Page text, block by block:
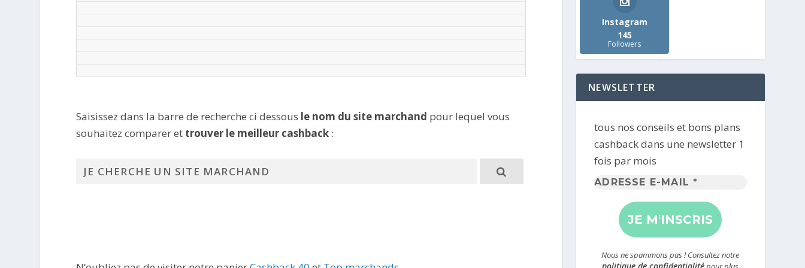
Saisissez dans la barre de recherche ci dessous le nom du site marchand pour lequel vous
souhaitez comparer et trouver le meilleur cashback :
Instagram
145
Followers
NEWSLETTER
tous nos conseils et bons plans
cashback dans une newsletter 1
fois par mois
Adresse
mail
*
Nous ne spammons pas ! Consultez notre
politique de confidentialité